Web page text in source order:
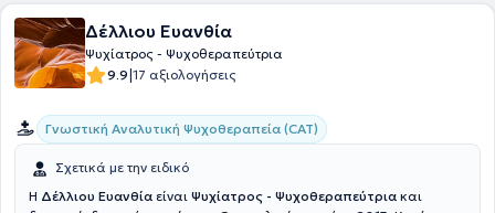
Δέλλιου Ευανθία
Ψυχίατρος - Ψυχοθεραπεύτρια
9.9|17 αξιολογήσεις
Γνωστική Αναλυτική Ψυχοθεραπεία (CAT)
Σχετικά με την ειδικό
Η Δέλλιου Ευανθία είναι Ψυχίατρος - Ψυχοθεραπεύτρια και